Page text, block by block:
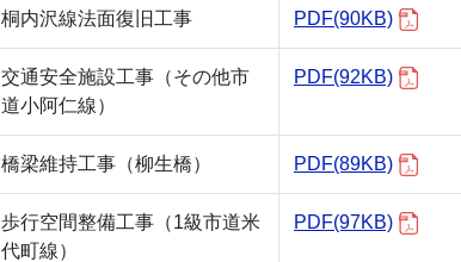
桐内沢線法面復旧工事 PDF(90KB)
交通安全施設工事（その他市
道小阿仁線）
PDF(92KB)
橋梁維持工事（柳生橋） PDF(89KB)
歩行空間整備工事（1級市道米
代町線）
PDF(97KB)